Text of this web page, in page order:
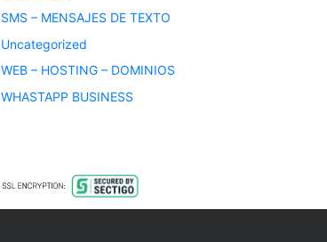
SMS – MENSAJES DE TEXTO
Uncategorized
WEB – HOSTING – DOMINIOS
WHASTAPP BUSINESS